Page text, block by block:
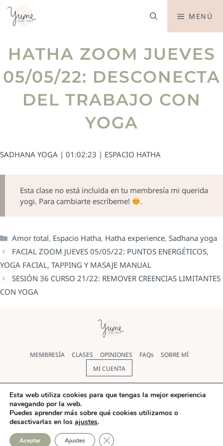
MENÚ
HATHA ZOOM JUEVES
05/05/22: DESCONECTA
DEL TRABAJO CON
YOGA
SADHANA YOGA | 01:02:23 | ESPACIO HATHA
Esta clase no está incluida en tu membresía mi querida
yogi. Para cambiarte escríbeme!
.
Amor total, Espacio Hatha, Hatha experience, Sadhana yoga
FACIAL ZOOM JUEVES 05/05/22: PUNTOS ENERGÉTICOS,
YOGA FACIAL, TAPPING Y MASAJE MANUAL
SESIÓN 36 CURSO 21/22: REMOVER CREENCIAS LIMITANTES
CON YOGA
MEMBRESÍA CLASES OPINIONES FAQs
SOBRE MÍ
MI CUENTA
Política de cookies| Política de Privacidad|Aviso legal|
Términos y condiciones
© Yoga Yume 2026 |Diseño web
Esta web utiliza cookies para que tengas la mejor experiencia
navegando por la web.
Puedes aprender más sobre qué cookies utilizamos o
desactivarlas en los ajustes.
Aceptar Ajustes CERRAR EL BANNER DE